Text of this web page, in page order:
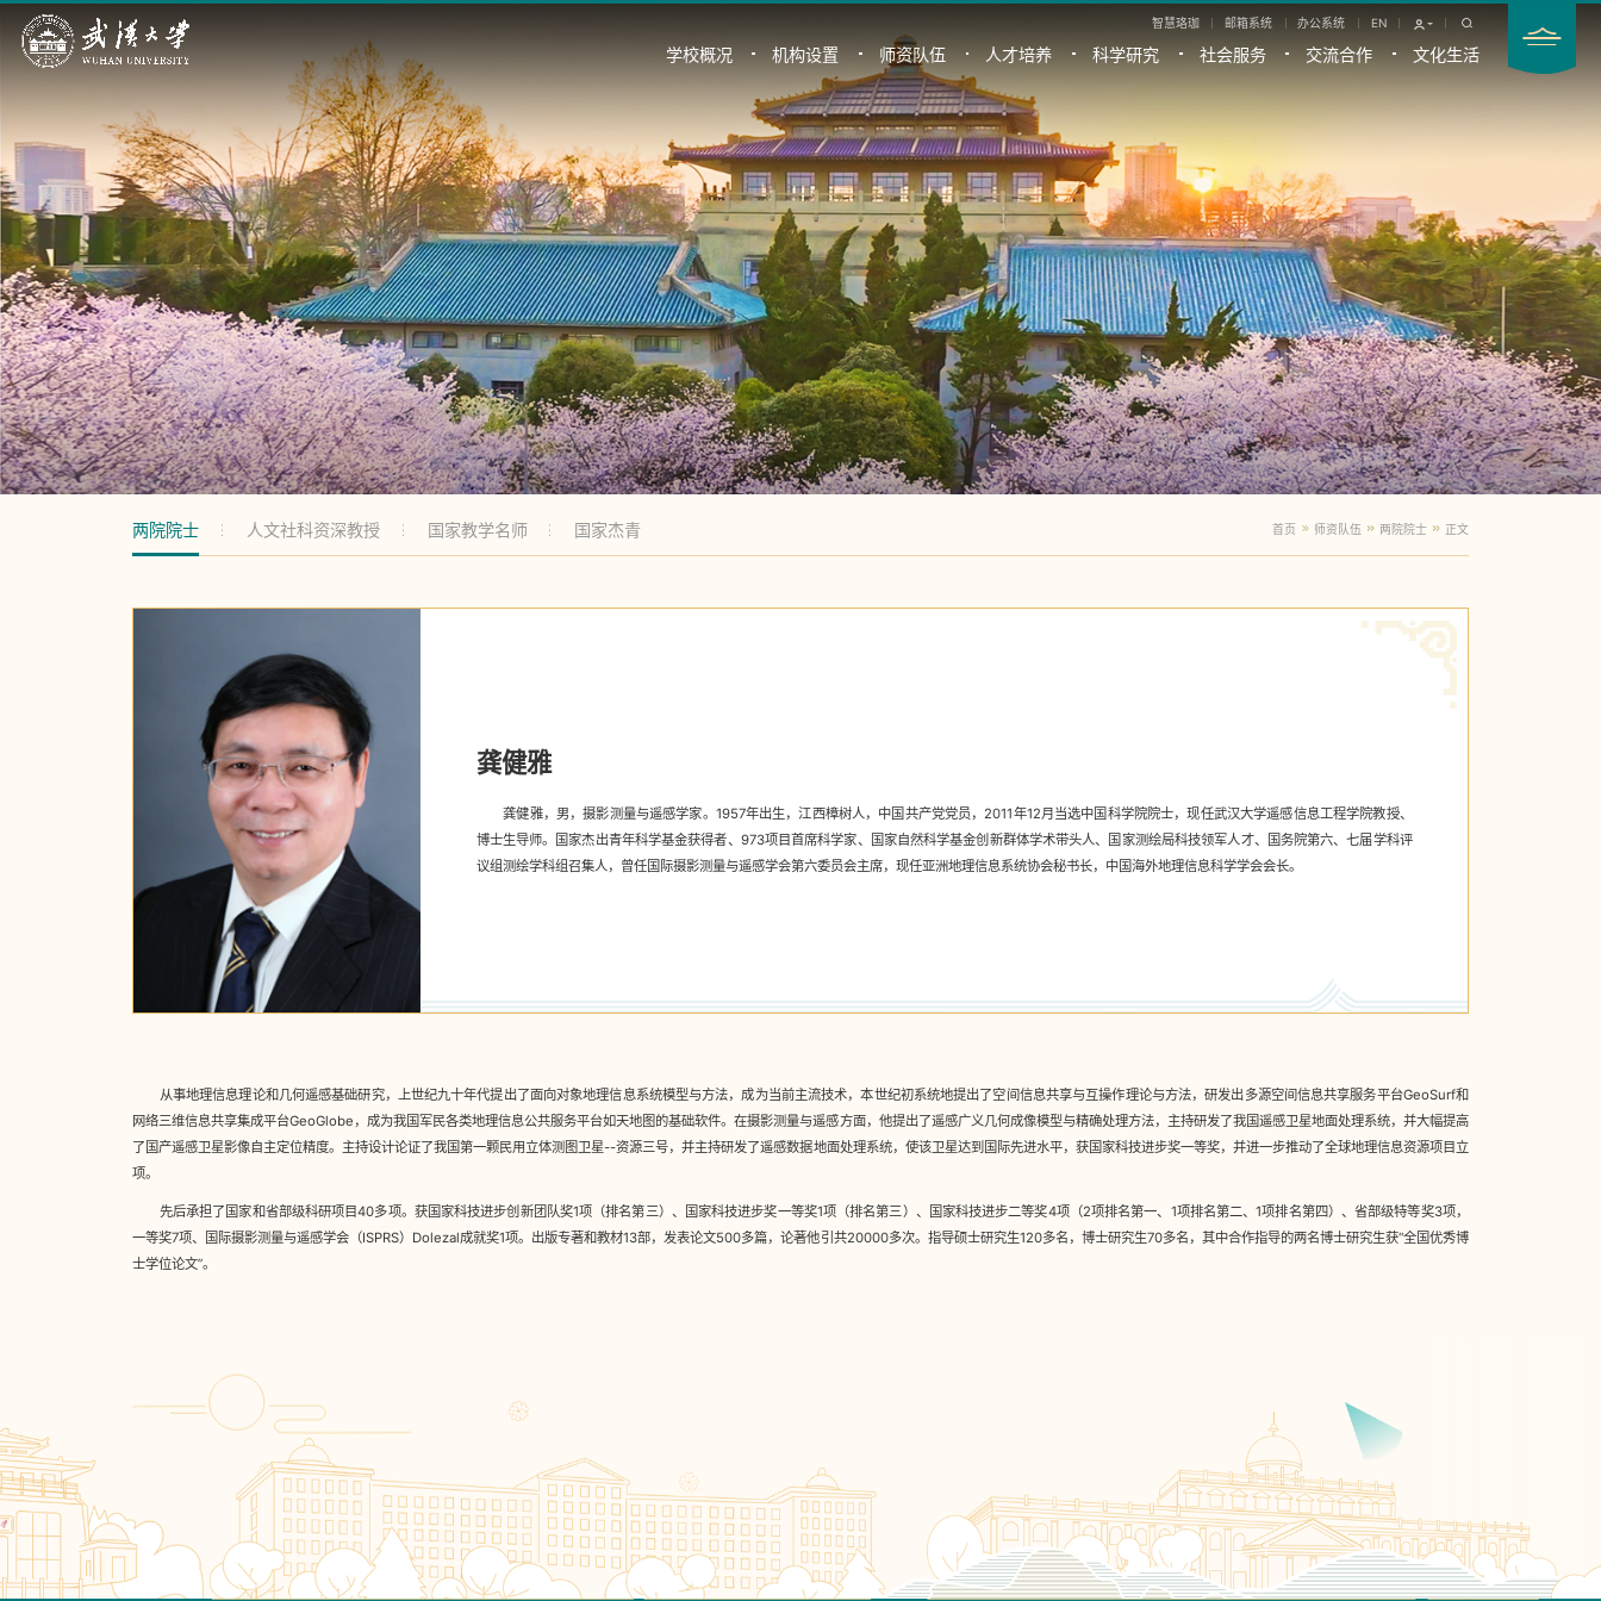
智慧珞珈 邮箱系统 办公系统 EN
学校概况 机构设置 师资队伍 人才培养 科学研究 社会服务 交流合作 文化生活
两院院士 人文社科资深教授 国家教学名师 国家杰青 首页 师资队伍 两院院士 正文
龚健雅
龚健雅，男，摄影测量与遥感学家。1957年出生，江西樟树人，中国共产党党员，2011年12月当选中国科学院院士，现任武汉大学遥感信息工程学院教授、
博士生导师。国家杰出青年科学基金获得者、973项目首席科学家、国家自然科学基金创新群体学术带头人、国家测绘局科技领军人才、国务院第六、七届学科评
议组测绘学科组召集人，曾任国际摄影测量与遥感学会第六委员会主席，现任亚洲地理信息系统协会秘书长，中国海外地理信息科学学会会长。
从事地理信息理论和几何遥感基础研究，上世纪九十年代提出了面向对象地理信息系统模型与方法，成为当前主流技术，本世纪初系统地提出了空间信息共享与互操作理论与方法，研发出多源空间信息共享服务平台GeoSurf和
网络三维信息共享集成平台GeoGlobe，成为我国军民各类地理信息公共服务平台如天地图的基础软件。在摄影测量与遥感方面，他提出了遥感广义几何成像模型与精确处理方法，主持研发了我国遥感卫星地面处理系统，并大幅提高
了国产遥感卫星影像自主定位精度。主持设计论证了我国第一颗民用立体测图卫星--资源三号，并主持研发了遥感数据地面处理系统，使该卫星达到国际先进水平，获国家科技进步奖一等奖，并进一步推动了全球地理信息资源项目立
项。
先后承担了国家和省部级科研项目40多项。获国家科技进步创新团队奖1项（排名第三）、国家科技进步奖一等奖1项（排名第三）、国家科技进步二等奖4项（2项排名第一、1项排名第二、1项排名第四）、省部级特等奖3项，
一等奖7项、国际摄影测量与遥感学会（ISPRS）Dolezal成就奖1项。出版专著和教材13部，发表论文500多篇，论著他引共20000多次。指导硕士研究生120多名，博士研究生70多名，其中合作指导的两名博士研究生获“全国优秀博
士学位论文”。